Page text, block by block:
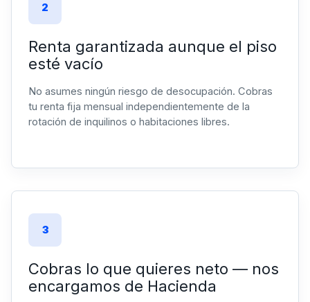
2
Renta garantizada aunque el piso
esté vacío
No asumes ningún riesgo de desocupación. Cobras
tu renta fija mensual independientemente de la
rotación de inquilinos o habitaciones libres.
3
Cobras lo que quieres neto — nos
encargamos de Hacienda